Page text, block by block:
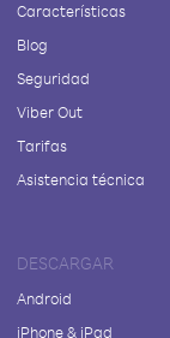
Características
Blog
Seguridad
Viber Out
Tarifas
Asistencia técnica
DESCARGAR
Android
iPhone & iPad